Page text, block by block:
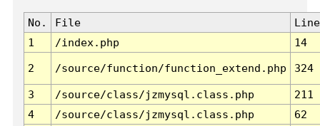
No. File
Line
1
/index.php 14
2 /source/function/function_extend.php 324
3 /source/class/jzmysql.class.php
211
4
/source/class/jzmysql.class.php
62